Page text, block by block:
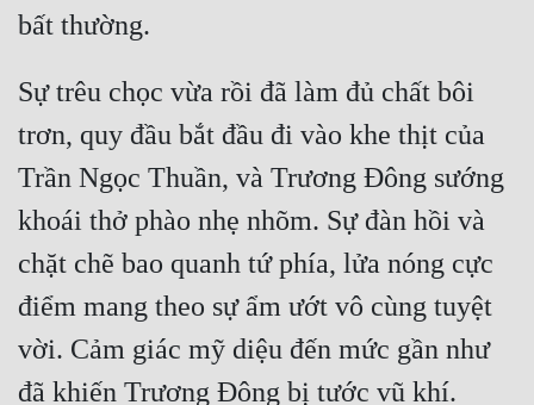
Sự trêu chọc vừa rồi đã làm đủ chất bôi
trơn, quy đầu bắt đầu đi vào khe thịt của
Trần Ngọc Thuần, và Trương Đông sướng
khoái thở phào nhẹ nhõm. Sự đàn hồi và
chặt chẽ bao quanh tứ phía, lửa nóng cực
điểm mang theo sự ẩm ướt vô cùng tuyệt
vời. Cảm giác mỹ diệu đến mức gần như